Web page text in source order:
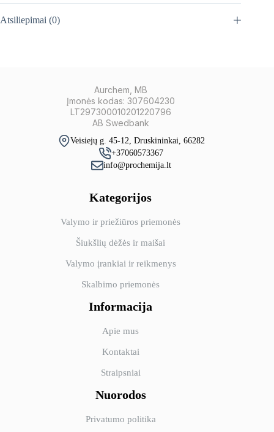
Atsiliepimai (0)
Aurchem, MB
Įmonės kodas: 307604230
LT297300010201220796
AB Swedbank
Veisiejų g. 45-12, Druskininkai, 66282
+37060573367
info@prochemija.lt
Kategorijos
Valymo ir priežiūros priemonės
Šiukšlių dėžės ir maišai
Valymo įrankiai ir reikmenys
Skalbimo priemonės
Informacija
Apie mus
Kontaktai
Straipsniai
Nuorodos
Privatumo politika